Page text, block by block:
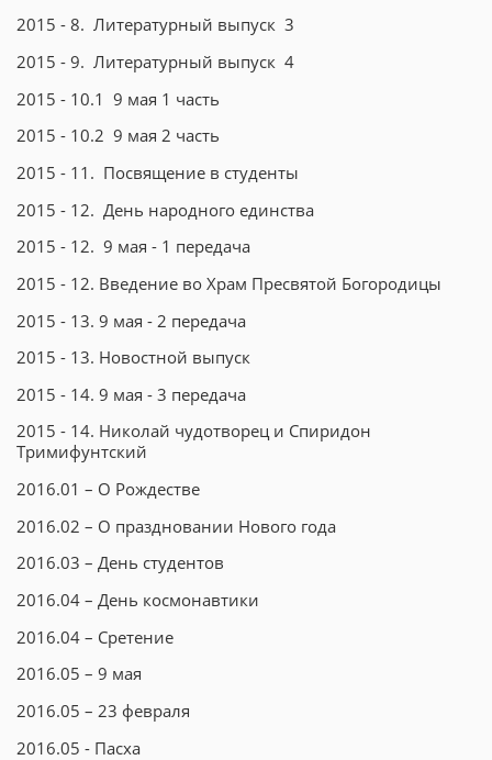
2015 - 8. Литературный выпуск 3
2015 - 9. Литературный выпуск 4
2015 - 10.1 9 мая 1 часть
2015 - 10.2 9 мая 2 часть
2015 - 11. Посвящение в студенты
2015 - 12. День народного единства
2015 - 12. 9 мая - 1 передача
2015 - 12. Введение во Храм Пресвятой Богородицы
2015 - 13. 9 мая - 2 передача
2015 - 13. Новостной выпуск
2015 - 14. 9 мая - 3 передача
2015 - 14. Николай чудотворец и Спиридон
Тримифунтский
2016.01 – О Рождестве
2016.02 – О праздновании Нового года
2016.03 – День студентов
2016.04 – День космонавтики
2016.04 – Сретение
2016.05 – 9 мая
2016.05 – 23 февраля
2016.05 - Пасха